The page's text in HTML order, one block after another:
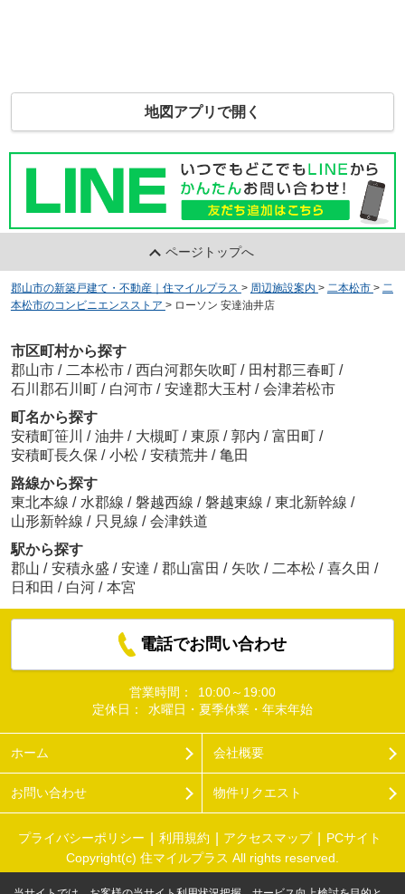
地図アプリで開く
ページトップへ
郡山市の新築戸建て・不動産｜住マイルプラス > 周辺施設案内 > 二本松市 > 二
本松市のコンビニエンスストア > ローソン 安達油井店
市区町村から探す
郡山市 / 二本松市 / 西白河郡矢吹町 / 田村郡三春町 /
石川郡石川町 / 白河市 / 安達郡大玉村 / 会津若松市
町名から探す
安積町笹川 / 油井 / 大槻町 / 東原 / 郭内 / 富田町 /
安積町長久保 / 小松 / 安積荒井 / 亀田
路線から探す
東北本線 / 水郡線 / 磐越西線 / 磐越東線 / 東北新幹線 /
山形新幹線 / 只見線 / 会津鉄道
駅から探す
郡山 / 安積永盛 / 安達 / 郡山富田 / 矢吹 / 二本松 / 喜久田 /
日和田 / 白河 / 本宮
電話でお問い合わせ
営業時間：
10:00～19:00
定休日：
水曜日・夏季休業・年末年始
ホーム 会社概要
お問い合わせ 物件リクエスト
プライバシーポリシー 利用規約 アクセスマップ
PCサイト
Copyright(c) 住マイルプラス All rights reserved.